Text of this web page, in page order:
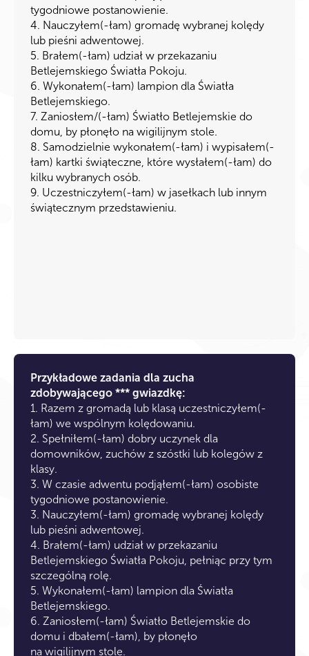
tygodniowe postanowienie.
4. Nauczyłem(-łam) gromadę wybranej kolędy
lub pieśni adwentowej.
5. Brałem(-łam) udział w przekazaniu
Betlejemskiego Światła Pokoju.
6. Wykonałem(-łam) lampion dla Światła
Betlejemskiego.
7. Zaniosłem/(-łam) Światło Betlejemskie do
domu, by płonęło na wigilijnym stole.
8. Samodzielnie wykonałem(-łam) i wypisałem(-
łam) kartki świąteczne, które wysłałem(-łam) do
kilku wybranych osób.
9. Uczestniczyłem(-łam) w jasełkach lub innym
świątecznym przedstawieniu.
Przykładowe zadania dla zucha
zdobywającego *** gwiazdkę:
1. Razem z gromadą lub klasą uczestniczyłem(-
łam) we wspólnym kolędowaniu.
2. Spełniłem(-łam) dobry uczynek dla
domowników, zuchów z szóstki lub kolegów z
klasy.
3. W czasie adwentu podjąłem(-łam) osobiste
tygodniowe postanowienie.
3. Nauczyłem(-łam) gromadę wybranej kolędy
lub pieśni adwentowej.
4. Brałem(-łam) udział w przekazaniu
Betlejemskiego Światła Pokoju, pełniąc przy tym
szczególną rolę.
5. Wykonałem(-łam) lampion dla Światła
Betlejemskiego.
6. Zaniosłem(-łam) Światło Betlejemskie do
domu i dbałem(-łam), by płonęło
na wigilijnym stole.